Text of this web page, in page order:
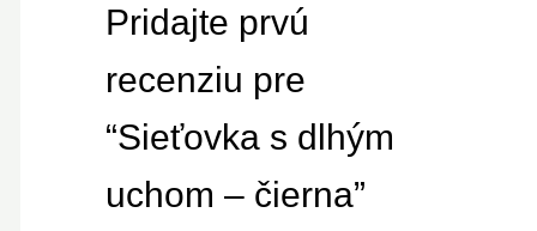
Pridajte prvú
recenziu pre
“Sieťovka s dlhým
uchom – čierna”